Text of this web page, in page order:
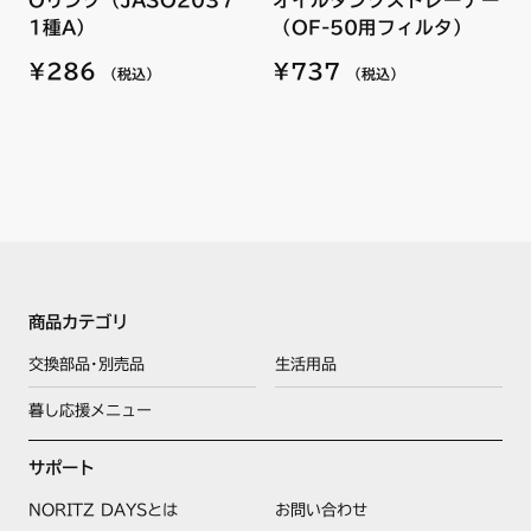
1種A）
¥286 （税込）
（OF-50用フィルタ）
¥737 （税込）
商品カテゴリ
交換部品･別売品 生活用品
暮し応援メニュー
サポート
NORITZ DAYSとは お問い合わせ